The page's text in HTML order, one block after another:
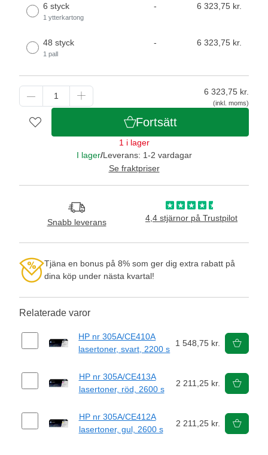
6 styck
1 ytterkartong
- 6 323,75 kr.
48 styck
1 pall
- 6 323,75 kr.
6 323,75 kr.
(inkl. moms)
Fortsätt
1 i lager
I lager/Leverans: 1-2 vardagar
Se fraktpriser
Snabb leverans 4,4 stjärnor på Trustpilot
Tjäna en bonus på 8% som ger dig extra rabatt på
dina köp under nästa kvartal!
Relaterade varor
HP nr 305A/CE410A
lasertoner, svart, 2200 s
1 548,75 kr.
HP nr 305A/CE413A
lasertoner, röd, 2600 s
2 211,25 kr.
HP nr 305A/CE412A
lasertoner, gul, 2600 s
2 211,25 kr.